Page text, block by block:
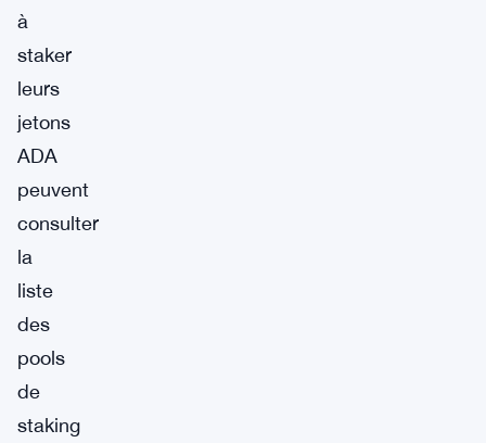
à
staker
leurs
jetons
ADA
peuvent
consulter
la
liste
des
pools
de
staking